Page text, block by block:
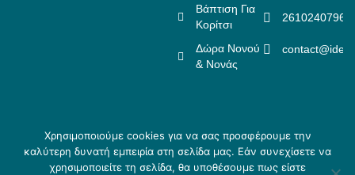
Βάπτιση Για
Κορίτσι
Δώρα Νονού
& Νονάς
2610240796
Copyright ©
Crafted
Πολιτική Επιστροφών
Πολιτική Απορρήτου
Χρησιμοποιούμε cookies για να σας προσφέρουμε την
καλύτερη δυνατή εμπειρία στη σελίδα μας. Εάν συνεχίσετε να
χρησιμοποιείτε τη σελίδα, θα υποθέσουμε πως είστε